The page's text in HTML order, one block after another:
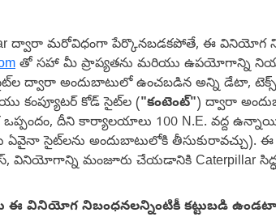
ద్వారా మరోవిధంగా పేర్కొనబడకపోతే, ఈ వినియోగ
తో సహా మీ ప్రాప్యతను మరియు ఉపయోగాన్ని
ద్వారా అందుబాటులో ఉంచబడిన అన్ని డేటా,
కంప్యూటర్ కోడ్ సైట్‌ల ("కంటెంట్") ద్వారా
ఒప్పందం, దీని కార్యాలయాలు 100 N.E. వద్ద
ఏవైనా సైట్‌లను అందుబాటులోకి తీసుకురావచ్చు).
మంజూరు చేయడానికి Caterpillar
నిబంధనలన్నింటికీ కట్టుబడి